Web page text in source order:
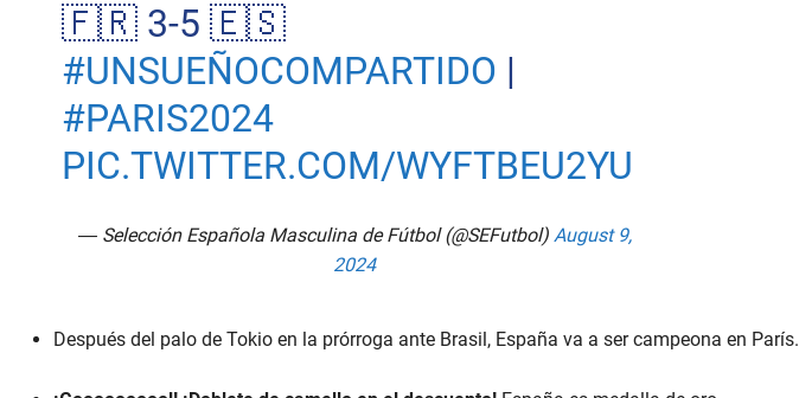
🇫🇷 3-5 🇪🇸
#UNSUEÑOCOMPARTIDO |
#PARIS2024
PIC.TWITTER.COM/WYFTBEU2YU
— Selección Española Masculina de Fútbol (@SEFutbol) August 9,
2024
Después del palo de Tokio en la prórroga ante Brasil, España va a ser campeona en París.